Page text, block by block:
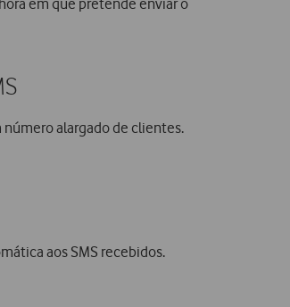
número alargado de clientes.
aos SMS recebidos.